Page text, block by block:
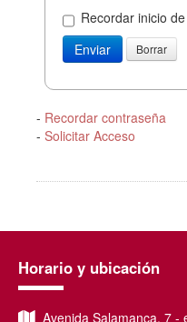
Recordar inicio
- Recordar contraseña
- Solicitar Acceso
Horario y ubicación
Avenida Salamanca, 7 -